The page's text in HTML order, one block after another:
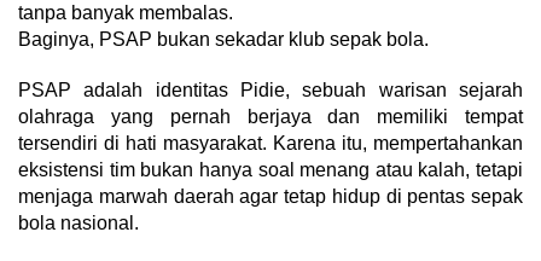
tanpa banyak membalas.
Baginya, PSAP bukan sekadar klub sepak bola.
PSAP adalah identitas Pidie, sebuah warisan sejarah
olahraga yang pernah berjaya dan memiliki tempat
tersendiri di hati masyarakat. Karena itu, mempertahankan
eksistensi tim bukan hanya soal menang atau kalah, tetapi
menjaga marwah daerah agar tetap hidup di pentas sepak
bola nasional.